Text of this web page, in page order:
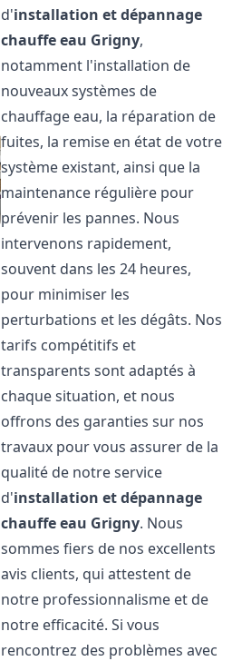
d'installation et dépannage
chauffe eau Grigny,
notamment l'installation de
nouveaux systèmes de
chauffage eau, la réparation de
fuites, la remise en état de votre
système existant, ainsi que la
maintenance régulière pour
prévenir les pannes. Nous
intervenons rapidement,
souvent dans les 24 heures,
pour minimiser les
perturbations et les dégâts. Nos
tarifs compétitifs et
transparents sont adaptés à
chaque situation, et nous
offrons des garanties sur nos
travaux pour vous assurer de la
qualité de notre service
d'installation et dépannage
chauffe eau Grigny. Nous
sommes fiers de nos excellents
avis clients, qui attestent de
notre professionnalisme et de
notre efficacité. Si vous
rencontrez des problèmes avec